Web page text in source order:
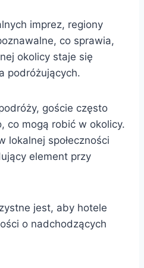
imprez, regiony
co sprawia,
okolicy staje się
podróżujących.
goście często
co mogą robić w okolicy.
lokalnej społeczności
element przy
jest, aby hotele
o nadchodzących